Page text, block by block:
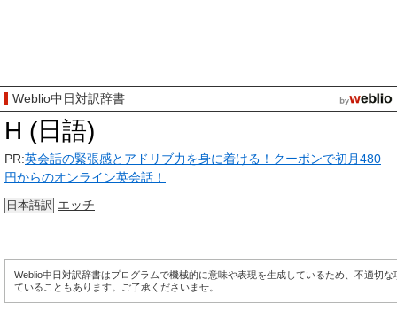
Weblio中日対訳辞書
H (日語)
PR:英会話の緊張感とアドリブ力を身に着ける！クーポンで初月480
円からのオンライン英会話！
日本語訳 エッチ
Weblio中日対訳辞書はプログラムで機械的に意味や表現を生成しているため、不適切な
ていることもあります。ご了承くださいませ。